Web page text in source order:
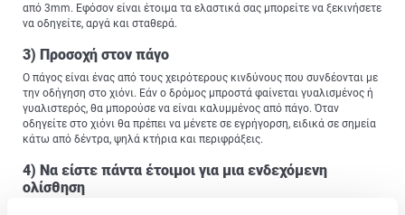
από 3mm. Εφόσον είναι έτοιμα τα ελαστικά σας μπορείτε να ξεκινήσετε
να οδηγείτε, αργά και σταθερά.
3) Προσοχή στον πάγο
Ο πάγος είναι ένας από τους χειρότερους κινδύνους που συνδέονται με
την οδήγηση στο χιόνι. Εάν ο δρόμος μπροστά φαίνεται γυαλισμένος ή
γυαλιστερός, θα μπορούσε να είναι καλυμμένος από πάγο. Όταν
οδηγείτε στο χιόνι θα πρέπει να μένετε σε εγρήγορση, ειδικά σε σημεία
κάτω από δέντρα, ψηλά κτήρια και περιφράξεις.
4) Να είστε πάντα έτοιμοι για μια ενδεχόμενη
ολίσθηση